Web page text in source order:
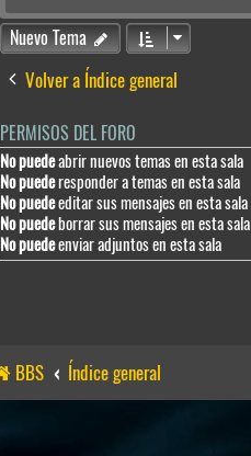
Nuevo Tema
Volver a Índice general
PERMISOS DEL FORO
No puedeabrir nuevos temas en esta sala
No puederesponder a temas en esta sala
No puedeeditar sus mensajes en esta sala
No puedeborrar sus mensajes en esta sala
No puedeenviar adjuntos en esta sala
BBS Índice general